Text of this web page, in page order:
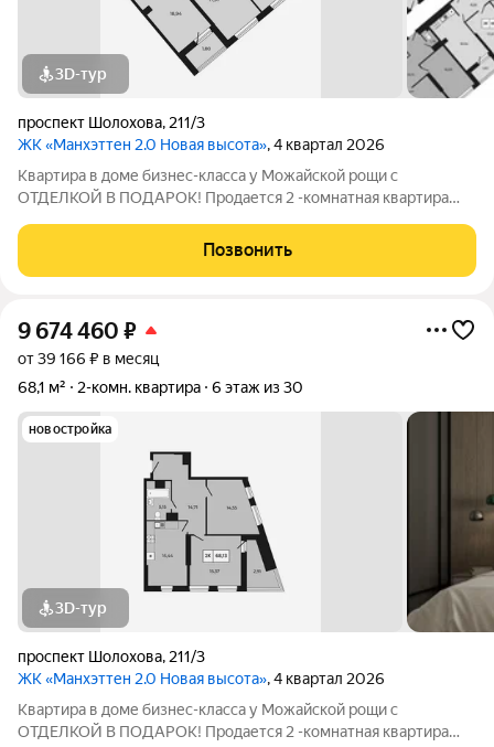
3D-тур
проспект Шолохова, 211/3
ЖК «Манхэттен 2.0 Новая высота», 4 квартал 2026
Квартира в доме бизнес-класса у Можайской рощи с
ОТДЕЛКОЙ В ПОДАРОК! Продается 2 -комнатная квартира
Шолохова 211/3. Дом расположен прямо у Можайской рощи
Позвонить
9 674 460 ₽
от 39 166 ₽ в месяц
68,1 м²
2-комн. квартира 6 этаж из 30
новостройка
3D-тур
проспект Шолохова, 211/3
ЖК «Манхэттен 2.0 Новая высота», 4 квартал 2026
Квартира в доме бизнес-класса у Можайской рощи с
ОТДЕЛКОЙ В ПОДАРОК! Продается 2 -комнатная квартира